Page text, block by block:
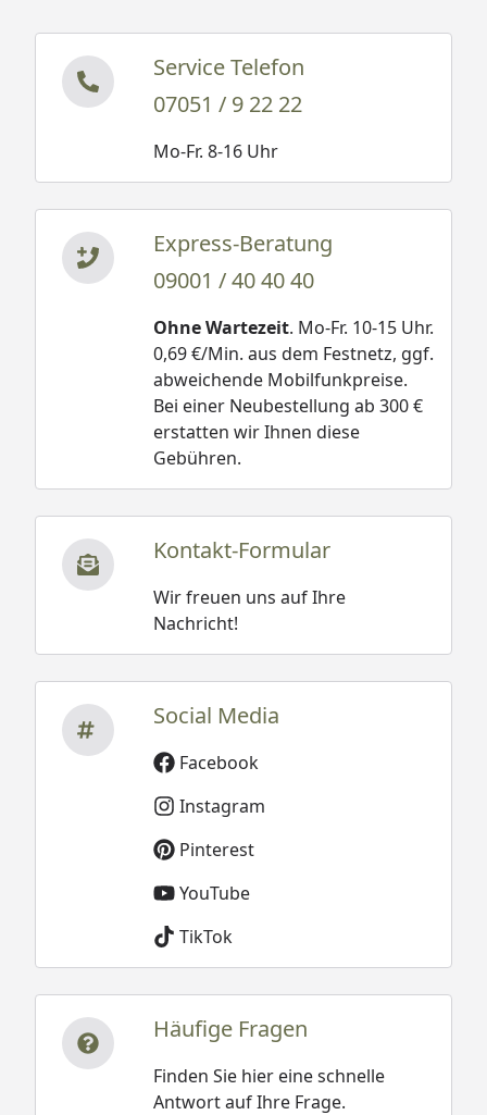
Service Telefon
07051 / 9 22 22
Mo-Fr. 8-16 Uhr
Express-Beratung
09001 / 40 40 40
Ohne Wartezeit. Mo-Fr. 10-15 Uhr.
0,69 €/Min. aus dem Festnetz, ggf.
abweichende Mobilfunkpreise.
Bei einer Neubestellung ab 300 €
erstatten wir Ihnen diese
Gebühren.
Kontakt-Formular
Wir freuen uns auf Ihre
Nachricht!
Social Media
Facebook
Instagram
Pinterest
YouTube
TikTok
Häufige Fragen
Finden Sie hier eine schnelle
Antwort auf Ihre Frage.